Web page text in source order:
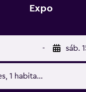
Expo
- sáb.
1 habitación